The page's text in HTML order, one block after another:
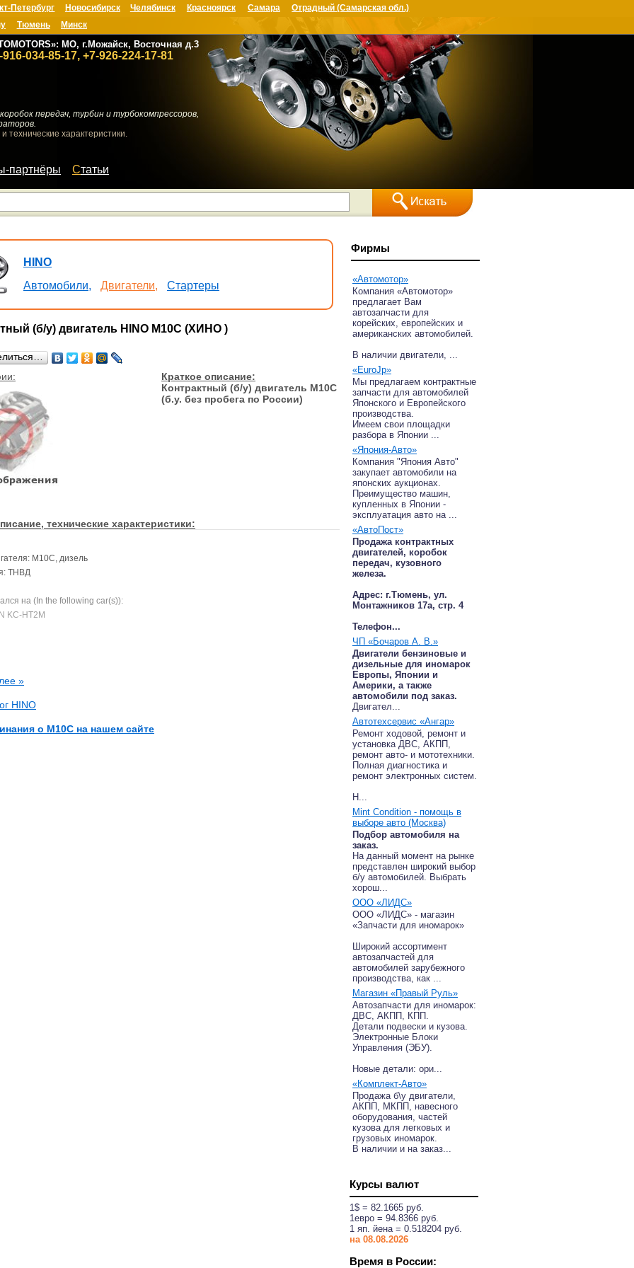
МО, г.Можайск, Восточная д.3
916-034-85-17, +7-926-224-17-81
Петербург Новосибирск Челябинск Красноярск Самара
Отрадный (Самарская обл.)
Тюмень Минск
передач, турбин и турбокомпрессоров,
технические характеристики.
партнёры Статьи
HINO
Автомобили,
Двигатели, Стартеры
(б/у) двигатель HINO M10C (ХИНО )
Краткое описание:
Контрактный (б/у) двигатель M10C
(б.у. без пробега по России)
технические характеристики:
M10C, дизель
ТНВД
на (In the following car(s)):
KC-HT2M
»
HINO
о M10C на нашем сайте
Фирмы
«Автомотор»
Компания «Автомотор»
предлагает Вам
автозапчасти для
корейских, европейских и
американских автомобилей.
В наличии двигатели, ...
«EuroJp»
Мы предлагаем контрактные
запчасти для автомобилей
Японского и Европейского
производства.
Имеем свои площадки
разбора в Японии ...
«Япония-Авто»
Компания "Япония Авто"
закупает автомобили на
японских аукционах.
Преимущество машин,
купленных в Японии -
эксплуатация авто на ...
«АвтоПост»
Продажа контрактных
двигателей, коробок
передач, кузовного
железа.
Адрес: г.Тюмень, ул.
Монтажников 17а, стр. 4
Телефон...
ЧП «Бочаров А. В.»
Двигатели бензиновые и
дизельные для иномарок
Европы, Японии и
Америки, а также
автомобили под заказ.
Двигател...
Автотехсервис «Ангар»
Ремонт ходовой, ремонт и
установка ДВС, АКПП,
ремонт авто- и мототехники.
Полная диагностика и
ремонт электронных систем.
Н...
Mint Condition - помощь в
выборе авто (Москва)
Подбор автомобиля на
заказ.
На данный момент на рынке
представлен широкий выбор
б/у автомобилей. Выбрать
хорош...
ООО «ЛИДС»
ООО «ЛИДС» - магазин
«Запчасти для иномарок»
Широкий ассортимент
автозапчастей для
автомобилей зарубежного
производства, как ...
Магазин «Правый Руль»
Автозапчасти для иномарок:
ДВС, АКПП, КПП.
Детали подвески и кузова.
Электронные Блоки
Управления (ЭБУ).
Новые детали: ори...
«Комплект-Авто»
Продажа б\у двигатели,
АКПП, МКПП, навесного
оборудования, частей
кузова для легковых и
грузовых иномарок.
В наличии и на заказ...
Курсы валют
1$ = 82.1665 руб.
1eвро = 94.8366 руб.
1 яп. йена = 0.518204 руб.
на 08.08.2026
Время в России: